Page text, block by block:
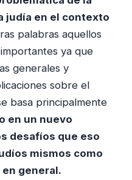
judía en el contexto
palabras aquellos
ya que
generales y
sobre el
basa principalmente
en un nuevo
desafíos que eso
mismos como
general.